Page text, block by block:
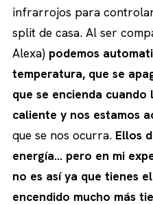
infrarrojos para
split de casa. Al ser
Alexa) podemos
temperatura, que se
que se encienda cuando
caliente y nos estamos
que se nos ocurra. Ellos
energía… pero en mi
no es así ya que tienes
encendido mucho más